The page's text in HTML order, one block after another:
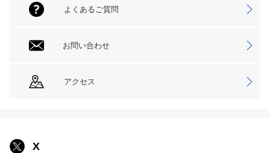
よくあるご質問
お問い合わせ
アクセス
X